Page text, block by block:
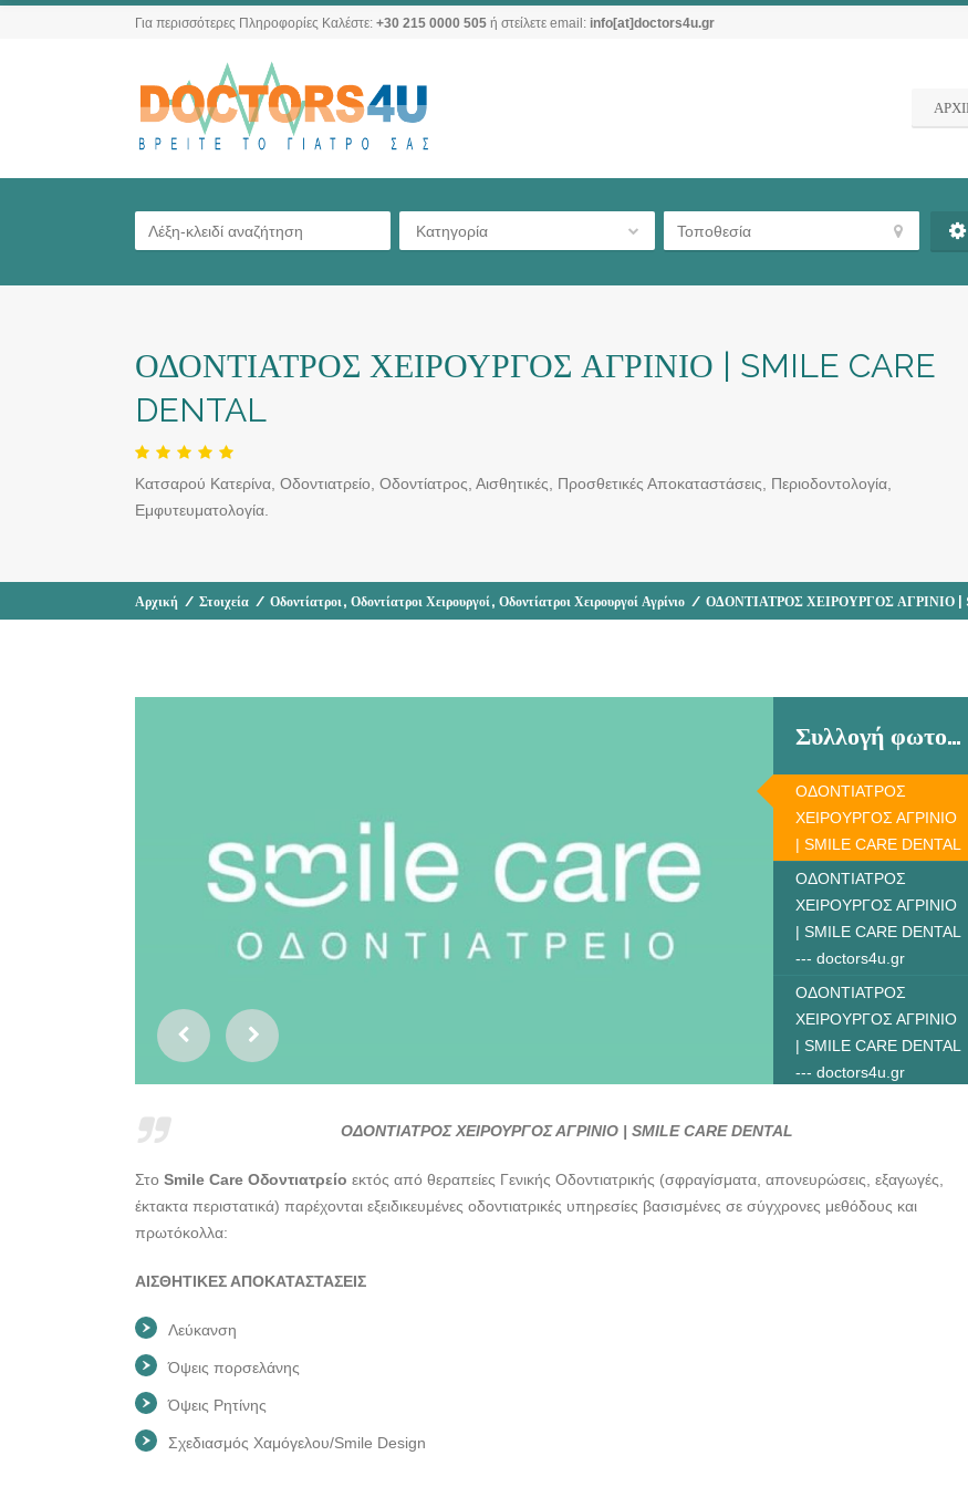
Για περισσότερες Πληροφορίες Καλέστε: +30 215 0000 505 ή στείλετε email: info[at]doctors4u.gr
Κατηγορία
ΟΔΟΝΤΙΑΤΡΟΣ ΧΕΙΡΟΥΡΓΟΣ ΑΓΡΙΝΙΟ | SMILE CARE
DENTAL
Κατσαρού Κατερίνα, Οδοντιατρείο, Οδοντίατρος, Αισθητικές, Προσθετικές Αποκαταστάσεις, Περιοδοντολογία,
Εμφυτευματολογία.
Αρχική / Στοιχεία / Οδοντίατροι, Οδοντίατροι Χειρουργοί, Οδοντίατροι Χειρουργοί Αγρίνιο / ΟΔΟΝΤΙΑΤΡΟΣ ΧΕΙΡΟΥΡΓΟΣ ΑΓΡΙΝΙΟ |
Συλλογή φωτογραφιών
ΟΔΟΝΤΙΑΤΡΟΣ
ΧΕΙΡΟΥΡΓΟΣ ΑΓΡΙΝΙΟ
| SMILE CARE DENTAL
ΟΔΟΝΤΙΑΤΡΟΣ
ΧΕΙΡΟΥΡΓΟΣ ΑΓΡΙΝΙΟ
| SMILE CARE DENTAL
--- doctors4u.gr
ΟΔΟΝΤΙΑΤΡΟΣ
ΧΕΙΡΟΥΡΓΟΣ ΑΓΡΙΝΙΟ
| SMILE CARE DENTAL
--- doctors4u.gr
--- doctors4u.gr
ΟΔΟΝΤΙΑΤΡΟΣ
ΟΔΟΝΤΙΑΤΡΟΣ ΧΕΙΡΟΥΡΓΟΣ ΑΓΡΙΝΙΟ | SMILE CARE DENTAL
Στο Smile Care Οδοντιατρείο εκτός από θεραπείες Γενικής Οδοντιατρικής (σφραγίσματα, απονευρώσεις, εξαγωγές,
έκτακτα περιστατικά) παρέχονται εξειδικευμένες οδοντιατρικές υπηρεσίες βασισμένες σε σύγχρονες μεθόδους και
πρωτόκολλα:
ΑΙΣΘΗΤΙΚΕΣ ΑΠΟΚΑΤΑΣΤΑΣΕΙΣ
Λεύκανση
Όψεις πορσελάνης
Όψεις Ρητίνης
Σχεδιασμός Χαμόγελου/Smile Design